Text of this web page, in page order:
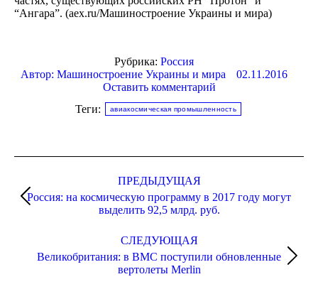
“Ангара”. (aex.ru/Машиностроение Украины и мира)
Рубрика: Россия
Автор: Машиностроение Украины и мира
02.11.2016
Оставить комментарий
Теги:
авиакосмическая промышленность
по
записям
ПРЕДЫДУЩАЯ
Предыдущая
запись:
Россия: на космическую программу в 2017 году могут
выделить 92,5 млрд. руб.
СЛЕДУЮЩАЯ
Следующая
запись:
Великобритания: в ВМС поступили обновленные
вертолеты Merlin